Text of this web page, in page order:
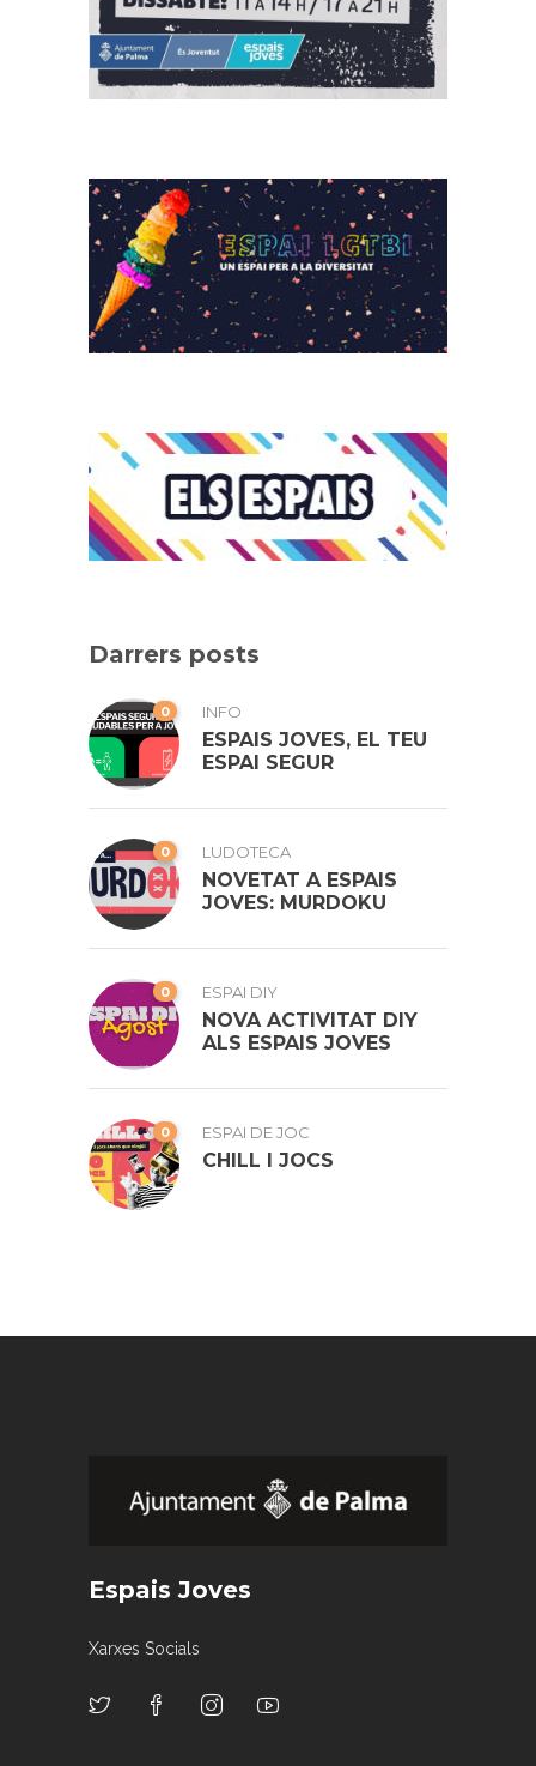
Darrers posts
0 INFO
ESPAIS JOVES, EL TEU
ESPAI SEGUR
0 LUDOTECA
NOVETAT A ESPAIS
JOVES: MURDOKU
0 ESPAI DIY
NOVA ACTIVITAT DIY
ALS ESPAIS JOVES
0 ESPAI DE JOC
CHILL I JOCS
Espais Joves
Xarxes Socials